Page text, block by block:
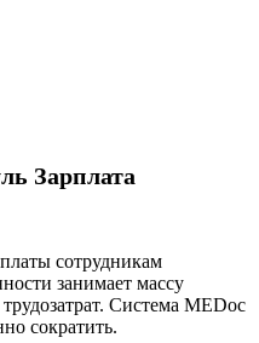
Зарплата
сотрудникам
занимает массу
Система MEDoc
сократить.